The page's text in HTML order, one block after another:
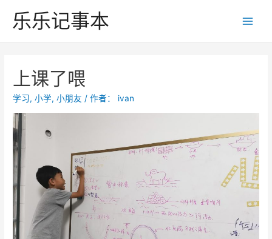
乐乐记事本
上课了喂
学习,小学,小朋友 / 作者： ivan